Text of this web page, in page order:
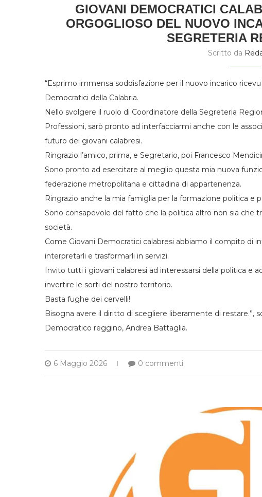
GIOVANI DEMOCRATICI
ORGOGLIOSO DEL NUOVO
SEGRETERIA
Scritto da
“Esprimo immensa soddisfazione per il nuovo incarico
Democratici della Calabria.
Nello svolgere il ruolo di Coordinatore della Segreteria
Professioni, sarò pronto ad interfacciarmi anche con le
futuro dei giovani calabresi.
Ringrazio l’amico, prima, e Segretario, poi Francesco
Sono pronto ad esercitare al meglio questa mia nuova
federazione metropolitana e cittadina di appartenenza.
Ringrazio anche la mia famiglia per la formazione politica e
Sono consapevole del fatto che la politica altro non sia che
società.
Come Giovani Democratici calabresi abbiamo il compito di
interpretarli e trasformarli in servizi.
Invito tutti i giovani calabresi ad interessarsi della politica e
invertire le sorti del nostro territorio.
Basta fughe dei cervelli!
Bisogna avere il diritto di scegliere liberamente di restare.”,
Democratico reggino, Andrea Battaglia.
6 Maggio 2026 0 commenti